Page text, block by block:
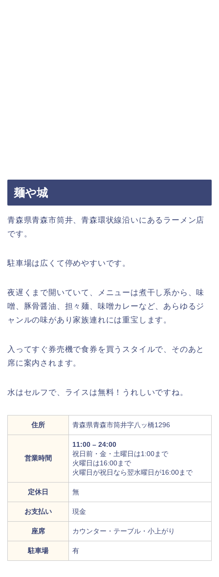
麺や城
青森県青森市筒井、青森環状線沿いにあるラーメン店
です。
駐車場は広くて停めやすいです。
夜遅くまで開いていて、メニューは煮干し系から、味
噌、豚骨醤油、担々麺、味噌カレーなど、あらゆるジ
ャンルの味があり家族連れには重宝します。
入ってすぐ券売機で食券を買うスタイルで、そのあと
席に案内されます。
水はセルフで、ライスは無料！うれしいですね。
住所 青森県青森市筒井字八ッ橋1296
営業時間
11:00 – 24:00
祝日前・金・土曜日は1:00まで
火曜日は16:00まで
火曜日が祝日なら翌水曜日が16:00まで
定休日 無
お支払い 現金
座席 カウンター・テーブル・小上がり
駐車場 有